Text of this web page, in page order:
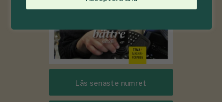
Läs senaste numret